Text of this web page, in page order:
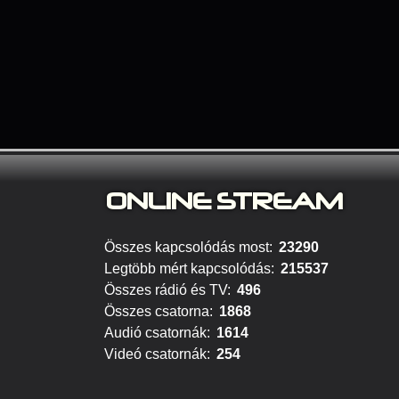
ONLINE STREAM
Összes kapcsolódás most: 23290
Legtöbb mért kapcsolódás: 215537
Összes rádió és TV: 496
Összes csatorna: 1868
Audió csatornák: 1614
Videó csatornák: 254